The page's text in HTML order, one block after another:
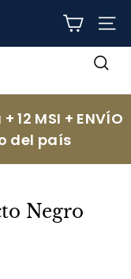
MSI + ENVÍO
del país
Negro